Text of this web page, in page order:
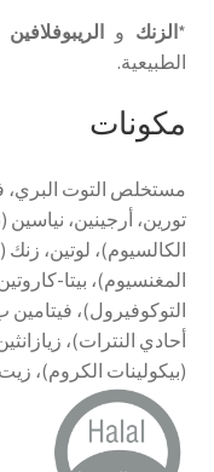
*الزنك و الريبوفلافين
الطبيعية.
مكونات
‫(‫بيكولينات الكروم‫)‫‫، زيت نباتي‫، شمع العسل‫ و ليسيثين الصويا‫.‫